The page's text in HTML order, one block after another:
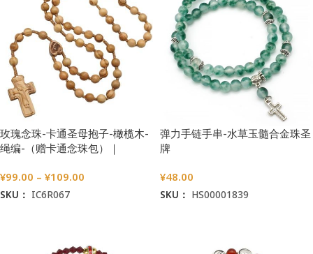
玫瑰念珠-卡通圣母抱子-橄榄木-
绳编-（赠卡通念珠包）｜
¥99.00 – ¥109.00
SKU： IC6R067
弹力手链手串-水草玉髓合金珠圣
牌
¥48.00
SKU： HS00001839